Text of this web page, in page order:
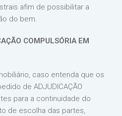
afim de possibilitar a
do bem.
COMPULSÓRIA EM
caso entenda que os
de ADJUDICAÇÃO
para a continuidade do
de escolha das partes,